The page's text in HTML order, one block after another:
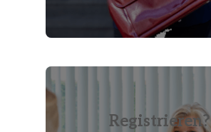
Registrieren?